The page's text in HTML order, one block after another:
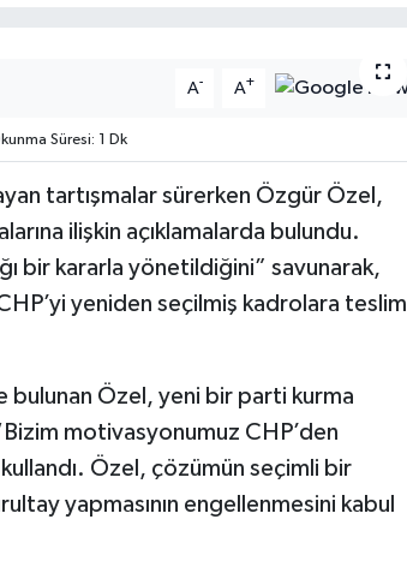
A- A+
Süresi: 1 Dk
tartışmalar sürerken Özgür Özel,
ilişkin açıklamalarda bulundu.
bir kararla yönetildiğini” savunarak,
yeniden seçilmiş kadrolara teslim
bulunan Özel, yeni bir parti kurma
motivasyonumuz CHP’den
Özel, çözümün seçimli bir
yapmasının engellenmesini kabul